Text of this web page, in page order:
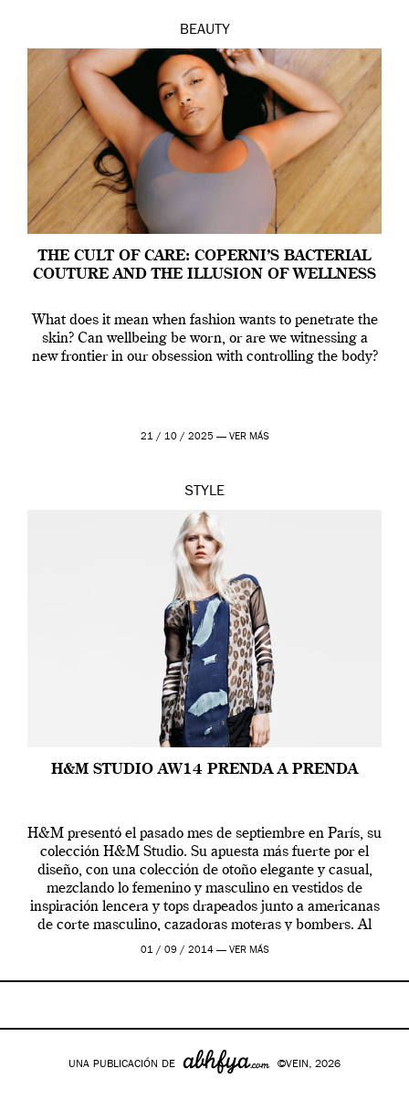
BEAUTY
THE CULT OF CARE: COPERNI’S BACTERIAL
COUTURE AND THE ILLUSION OF WELLNESS
What does it mean when fashion wants to penetrate the
skin? Can wellbeing be worn, or are we witnessing a
new frontier in our obsession with controlling the body?
21 / 10 / 2025 — VER MÁS
STYLE
H&M STUDIO AW14 PRENDA A PRENDA
H&M presentó el pasado mes de septiembre en París, su
colección H&M Studio. Su apuesta más fuerte por el
diseño, con una colección de otoño elegante y casual,
mezclando lo femenino y masculino en vestidos de
inspiración lencera y tops drapeados junto a americanas
de corte masculino, cazadoras moteras y bombers. Al
frente de la […]
01 / 09 / 2014 — VER MÁS
UNA PUBLICACIÓN DE ©VEIN, 2026